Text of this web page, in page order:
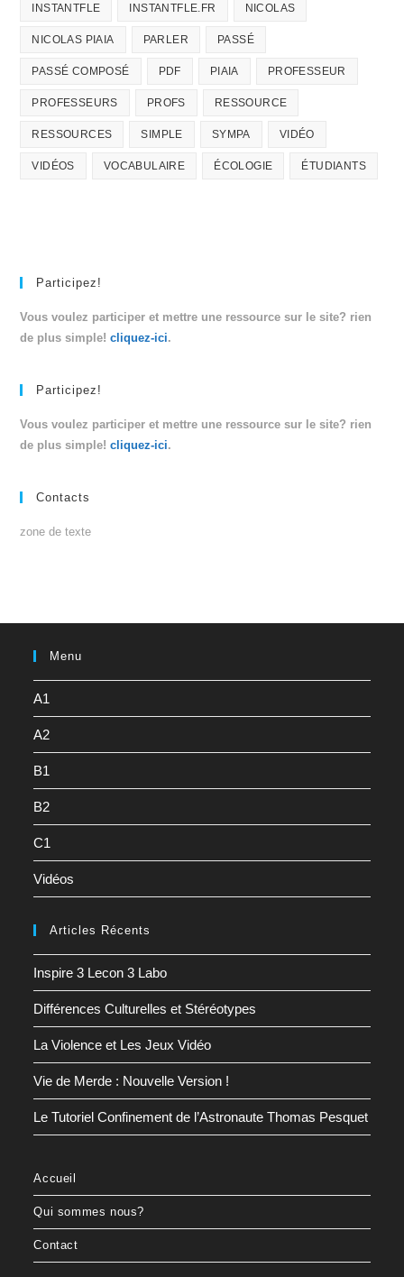
INSTANTFLE INSTANTFLE.FR NICOLAS
NICOLAS PIAIA PARLER PASSÉ
PASSÉ COMPOSÉ PDF PIAIA PROFESSEUR
PROFESSEURS PROFS RESSOURCE
RESSOURCES SIMPLE SYMPA VIDÉO
VIDÉOS VOCABULAIRE ÉCOLOGIE ÉTUDIANTS
Participez!
Vous voulez participer et mettre une ressource sur le site? rien
de plus simple!cliquez-ici.
Participez!
Vous voulez participer et mettre une ressource sur le site? rien
de plus simple!cliquez-ici.
Contacts
zone de texte
Menu
A1
A2
B1
B2
C1
Vidéos
Articles Récents
Inspire 3 Lecon 3 Labo
Différences Culturelles et Stéréotypes
La Violence et Les Jeux Vidéo
Vie de Merde : Nouvelle Version !
Le Tutoriel Confinement de l’Astronaute Thomas Pesquet
Accueil
Qui sommes nous?
Contact